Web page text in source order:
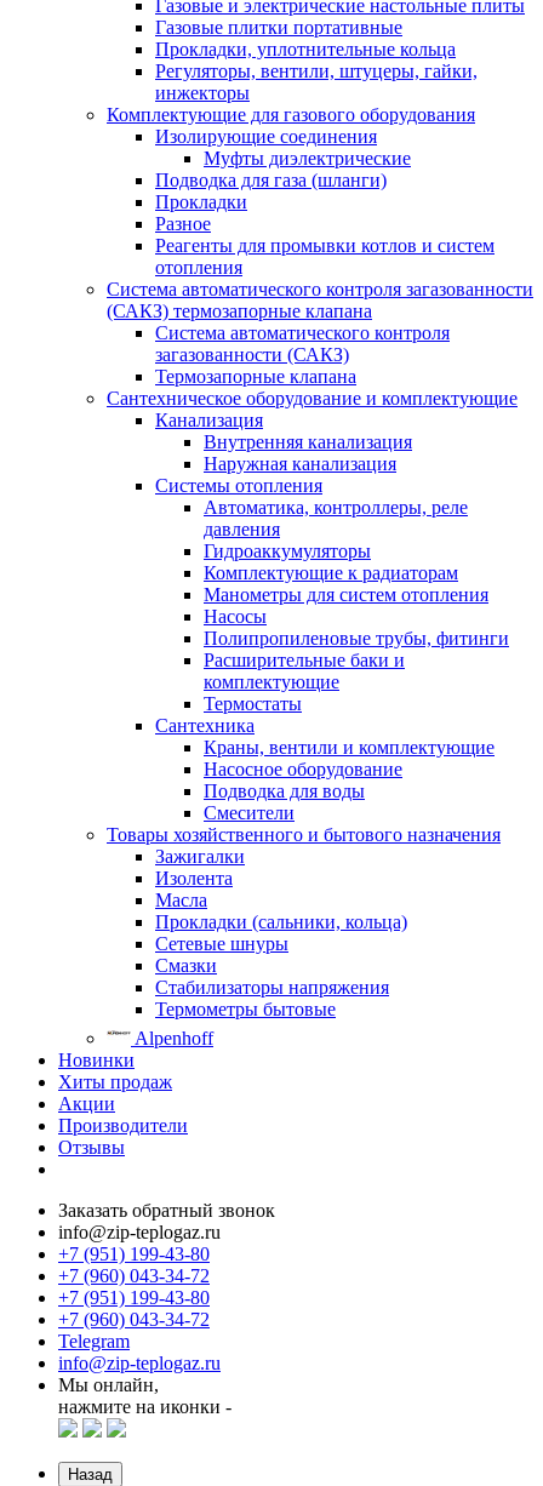
Газовые и электрические настольные плиты
Газовые плитки портативные
Прокладки, уплотнительные кольца
Регуляторы, вентили, штуцеры, гайки,
инжекторы
Комплектующие для газового оборудования
Изолирующие соединения
Муфты диэлектрические
Подводка для газа (шланги)
Прокладки
Разное
Реагенты для промывки котлов и систем
отопления
Система автоматического контроля загазованности
(САКЗ) термозапорные клапана
Система автоматического контроля
загазованности (САКЗ)
Термозапорные клапана
Сантехническое оборудование и комплектующие
Канализация
Внутренняя канализация
Наружная канализация
Системы отопления
Автоматика, контроллеры, реле
давления
Гидроаккумуляторы
Комплектующие к радиаторам
Манометры для систем отопления
Насосы
Полипропиленовые трубы, фитинги
Расширительные баки и
комплектующие
Термостаты
Сантехника
Краны, вентили и комплектующие
Насосное оборудование
Подводка для воды
Смесители
Товары хозяйственного и бытового назначения
Зажигалки
Изолента
Масла
Прокладки (сальники, кольца)
Сетевые шнуры
Смазки
Стабилизаторы напряжения
Термометры бытовые
Alpenhoff
Новинки
Хиты продаж
Акции
Производители
Отзывы
Заказать обратный звонок
info@zip-teplogaz.ru
+7 (951) 199-43-80
+7 (960) 043-34-72
+7 (951) 199-43-80
+7 (960) 043-34-72
Telegram
info@zip-teplogaz.ru
Мы онлайн,
нажмите на иконки -
Назад